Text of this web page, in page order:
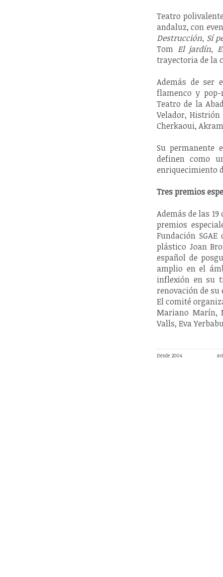
Teatro
andaluz, con
Destrucción, Sí
Tom El jardín,
trayectoria de la
Además de ser
flamenco y
Teatro de la
Velador,
Cherkaoui,
Su permanente
definen como
enriquecimiento
Tres premios
Además de las
premios
Fundación
plástico Joan
español de
amplio en el
inflexión en su
renovación de
El comité
Mariano Marín,
Valls, Eva
Desde 2004